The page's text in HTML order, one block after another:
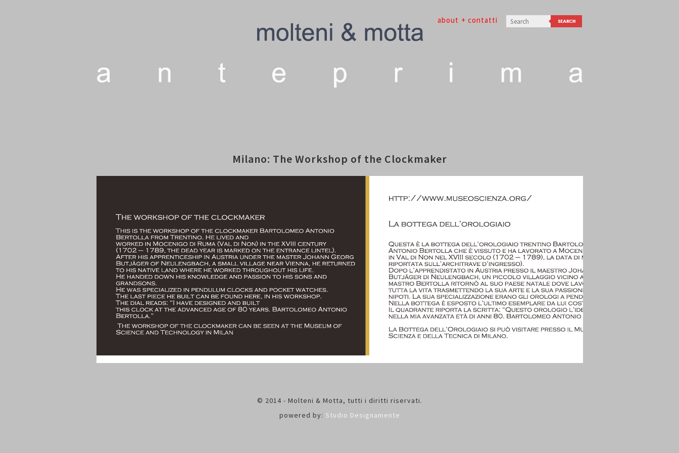
+ contatti
about
Milano: The Workshop of the Clockmaker
© 2014 - Molteni & Motta, tutti i diritti riservati.
powered by: Studio Designamente